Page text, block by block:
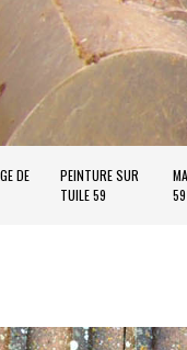
DE
PEINTURE SUR
TUILE 59
59